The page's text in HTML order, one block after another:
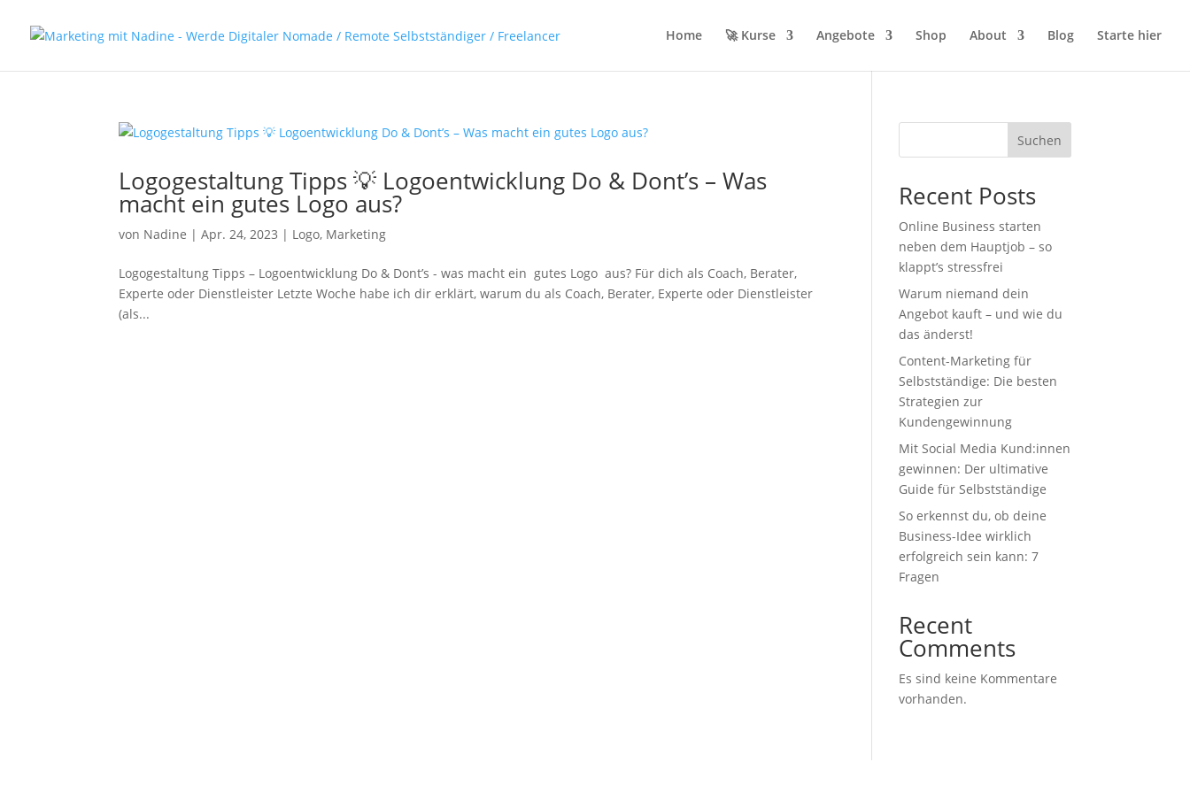
Home 🚀 Kurse Angebote Shop About Blog Starte hier
Logogestaltung Tipps 💡 Logoentwicklung Do & Dont’s – Was
macht ein gutes Logo aus?
von Nadine |Apr. 24, 2023 | Logo, Marketing
Logogestaltung Tipps – Logoentwicklung Do & Dont’s - was macht ein gutes Logo aus? Für dich als Coach, Berater,
Experte oder Dienstleister Letzte Woche habe ich dir erklärt, warum du als Coach, Berater, Experte oder Dienstleister
(als...
Suchen
Recent Posts
Online Business starten
neben dem Hauptjob – so
klappt’s stressfrei
Warum niemand dein
Angebot kauft – und wie du
das änderst!
Content-Marketing für
Selbstständige: Die besten
Strategien zur
Kundengewinnung
Mit Social Media Kund:innen
gewinnen: Der ultimative
Guide für Selbstständige
So erkennst du, ob deine
Business-Idee wirklich
erfolgreich sein kann: 7
Fragen
Recent
Comments
Es sind keine Kommentare
vorhanden.